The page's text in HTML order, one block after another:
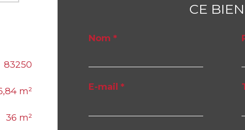
83250
m²
36 m²
CE
Nom *
E-mail *